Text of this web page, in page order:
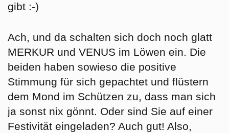
gibt :-)
Ach, und da schalten sich doch noch glatt
MERKUR und VENUS im Löwen ein. Die
beiden haben sowieso die positive
Stimmung für sich gepachtet und flüstern
dem Mond im Schützen zu, dass man sich
ja sonst nix gönnt. Oder sind Sie auf einer
Festivität eingeladen? Auch gut! Also,